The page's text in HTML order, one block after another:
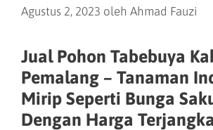
Agustus 2, 2023 oleh Ahmad Fauzi
Jual Pohon Tabebuya
Pemalang – Tanaman
Mirip Seperti Bunga
Dengan Harga